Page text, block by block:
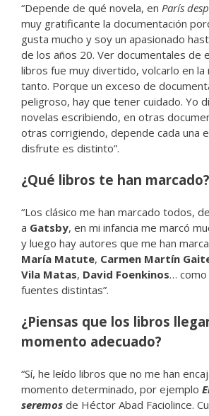
“Depende de qué novela, en París
muy gratificante la documentación
gusta mucho y soy un apasionado
de los años 20. Ver documentales de
libros fue muy divertido, volcarlo en la
tanto. Porque un exceso de
peligroso, hay que tener cuidado. Yo
novelas escribiendo, en otras
otras corrigiendo, depende cada una
disfrute es distinto”.
¿Qué libros te han marcado?
“Los clásico me han marcado todos,
a Gatsby, en mi infancia me marcó
y luego hay autores que me han
María Matute, Carmen Martín
Vila Matas, David Foenkinos… como
fuentes distintas”.
¿Piensas que los libros
momento adecuado?
“Sí, he leído libros que no me han
momento determinado, por ejemplo
seremos de Héctor Abad Faciolince.